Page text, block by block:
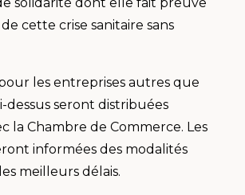
cette crise sanitaire sans
les entreprises autres que
dessus seront distribuées
la Chambre de Commerce. Les
informées des modalités
meilleurs délais.